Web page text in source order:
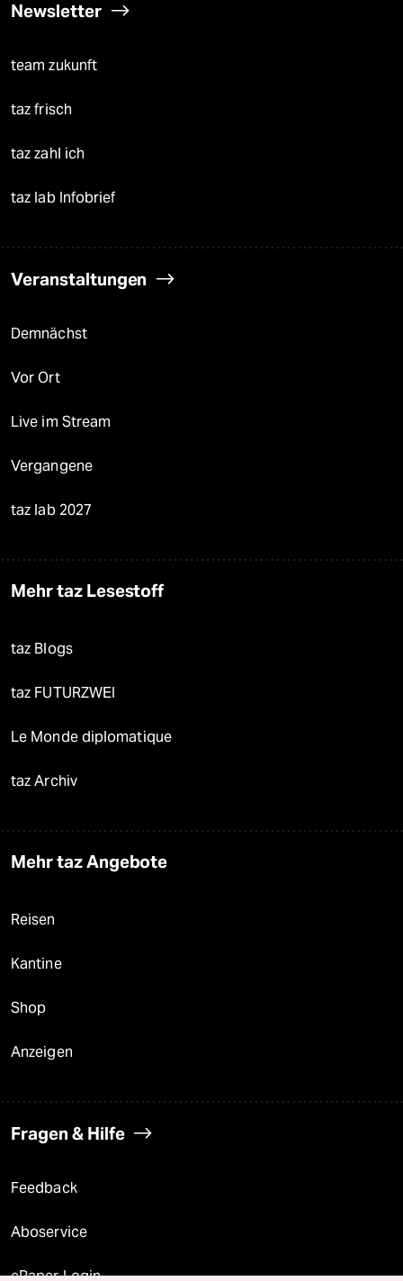
Newsletter
team zukunft
taz frisch
taz zahl ich
taz lab Infobrief
Veranstaltungen
Demnächst
Vor Ort
Live im Stream
Vergangene
taz lab 2027
Mehr taz Lesestoff
taz Blogs
taz FUTURZWEI
Le Monde diplomatique
taz Archiv
Mehr taz Angebote
Reisen
Kantine
Shop
Anzeigen
Fragen & Hilfe
Feedback
Aboservice
ePaper Login